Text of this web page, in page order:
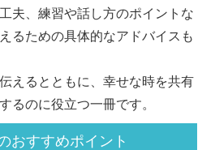
夫、練習や話し方のポイントな
るための具体的なアドバイスも
えるとともに、幸せな時を共有
るのに役立つ一冊です。
おすすめポイント